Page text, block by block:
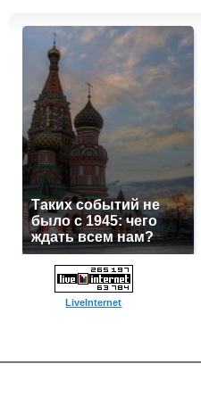
Таких событий не
было с 1945: чего
ждать всем нам?
LiveInternet